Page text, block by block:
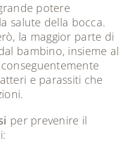
potere
salute della bocca.
la maggior parte di
bambino, insieme al
e parassiti che
per prevenire il